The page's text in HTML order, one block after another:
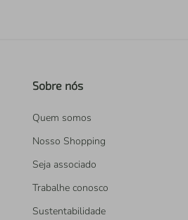
Sobre nós
Quem somos
Nosso Shopping
Seja associado
Trabalhe conosco
Sustentabilidade